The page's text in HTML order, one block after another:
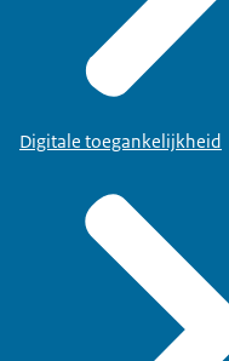
Digitale toegankelijkheid